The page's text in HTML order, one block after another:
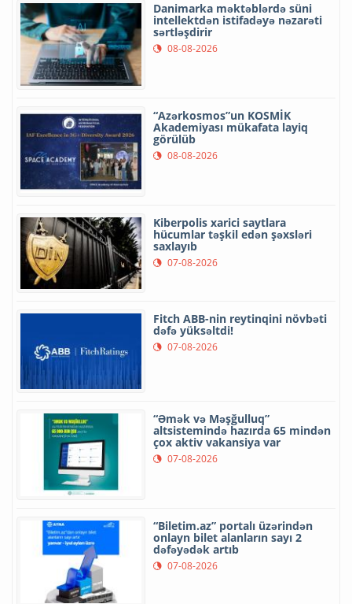
Danimarka məktəblərdə süni
intellektdən istifadəyə nəzarəti
sərtləşdirir
08-08-2026
“Azərkosmos”un KOSMİK
Akademiyası mükafata layiq
görülüb
08-08-2026
Kiberpolis xarici saytlara
hücumlar təşkil edən şəxsləri
saxlayıb
07-08-2026
Fitch ABB-nin reytinqini növbəti
dəfə yüksəltdi!
07-08-2026
“Əmək və Məşğulluq”
altsistemində hazırda 65 mindən
çox aktiv vakansiya var
07-08-2026
“Biletim.az” portalı üzərindən
onlayn bilet alanların sayı 2
dəfəyədək artıb
07-08-2026